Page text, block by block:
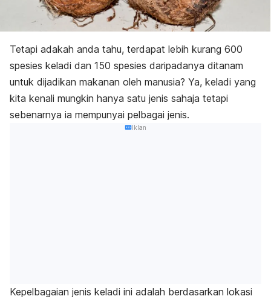
Tetapi adakah anda tahu, terdapat lebih kurang 600
spesies keladi dan 150 spesies daripadanya ditanam
untuk dijadikan makanan oleh manusia? Ya, keladi yang
kita kenali mungkin hanya satu jenis sahaja tetapi
sebenarnya ia mempunyai pelbagai jenis.
Iklan
Kepelbagaian jenis keladi ini adalah berdasarkan lokasi